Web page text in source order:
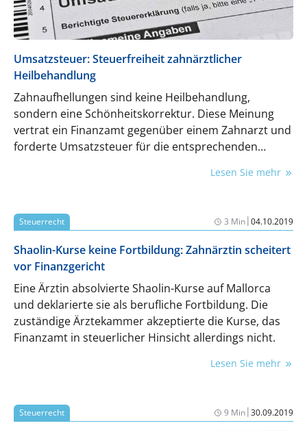
Umsatzsteuer: Steuerfreiheit zahnärztlicher
Heilbehandlung
Zahnaufhellungen sind keine Heilbehandlung,
sondern eine Schönheitskorrektur. Diese Meinung
vertrat ein Finanzamt gegenüber einem Zahnarzt und
forderte Umsatzsteuer für die entsprechenden
Lesen Sie mehr
Steuerrecht 3 Min|04.10.2019
Shaolin-Kurse keine Fortbildung: Zahnärztin scheitert
vor Finanzgericht
Eine Ärztin absolvierte Shaolin-Kurse auf Mallorca
und deklarierte sie als berufliche Fortbildung. Die
zuständige Ärztekammer akzeptierte die Kurse, das
Finanzamt in steuerlicher Hinsicht allerdings nicht.
Lesen Sie mehr
Steuerrecht 9 Min|30.09.2019